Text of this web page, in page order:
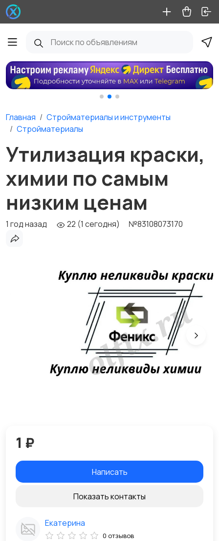
Главная
Стройматериалы и инструменты
Стройматериалы
Утилизация краски,
химии по самым
низким ценам
1 год назад 22 (1 сегодня) №83108073170
1 ₽
Написать
Показать контакты
Екатерина
0 отзывов